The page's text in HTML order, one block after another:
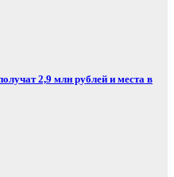
2,9 млн рублей и места в